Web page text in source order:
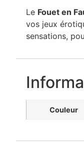
Le Fouet en
vos jeux
sensations,
Couleur